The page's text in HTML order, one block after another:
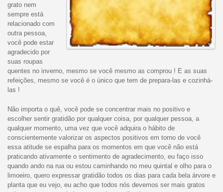
grato nem
sempre está
relacionado com
outra pessoa,
você pode estar
agradecido por
suas roupas
quentes no inverno, mesmo se você mesmo as comprou ! E as suas
refeições, mesmo se você é o único que tem de prepara-las e cozinhá-
las !
Não importa o quê, você pode se concentrar mais no positivo e
escolher sentir gratidão por qualquer coisa, por qualquer pessoa, a
qualquer momento, uma vez que você adquira o hábito de
conscientemente valorizar os aspectos positivos em torno de você
essa atitude se espalha para os momentos em que você não está
praticando ativamente o sentimento de agradecimento, eu faço isso
quando ando na rua ou estou caminhando no meu quintal e olho para o
limoeiro, quero expressar gratidão todos os dias para cada bela árvore e
planta que eu vejo, eu acho que todos nós devemos ser mais gratos